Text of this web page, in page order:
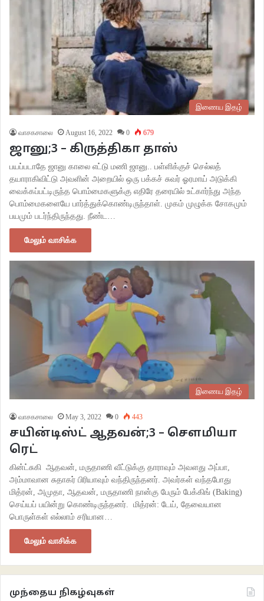
இணைய இதழ்
வாசகசாலை August 16, 2022 0 679
ஜானு;3 – கிருத்திகா தாஸ்
பயப்படாதே ஜானு காலை எட்டு மணி ஜானு.. பள்ளிக்குச் செல்லத்
தயாராகிவிட்டு அவளின் அறையில் ஒரு பக்கச் சுவர் ஓரமாய் அடுக்கி
வைக்கப்பட்டிருந்த பொம்மைகளுக்கு எதிரே தரையில் உட்கார்ந்து அந்த
பொம்மைகளையே பார்த்துக்கொண்டிருந்தாள். முகம் முழுக்க சோகமும்
பயமும் படர்ந்திருந்தது. நீண்ட…
மேலும் வாசிக்க
இணைய இதழ்
வாசகசாலை May 3, 2022 0 443
சயின்டிஸ்ட் ஆதவன்;3 – செளமியா
ரெட்
கின்ட்சுகி ஆதவன், மருதாணி வீட்டுக்கு தாராவும் அவளது அப்பா,
அம்மாவான சுதாகர் பிரியாவும் வந்திருந்தனர். அவர்கள் வந்தபோது
மித்ரன், அமுதா, ஆதவன், மருதாணி நான்கு பேரும் பேக்கிங் (Baking)
செய்யப் பயின்று கொண்டிருந்தனர். மித்ரன்: டேய், தேவையான
பொருள்கள் எல்லாம் சரியான…
மேலும் வாசிக்க
முந்தைய நிகழ்வுகள்